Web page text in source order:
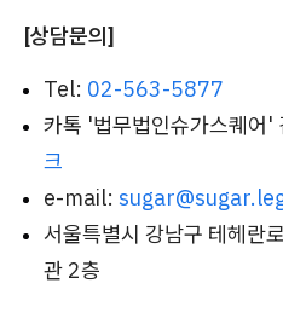
[상담문의]
Tel: 02-563-5877
카톡 '법무법인슈가스퀘어'
크
e-mail:
서울특별시 강남구 테헤란
관 2층